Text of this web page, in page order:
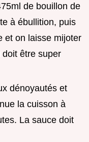
de bouillon de
à ébullition, puis
et on laisse mijoter
être super
dénoyautés et
la cuisson à
La sauce doit